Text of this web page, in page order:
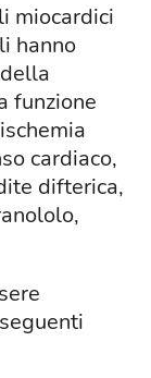
miocardici
hanno
funzione
cardiaco,
difterica,